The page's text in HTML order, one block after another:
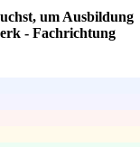
um Ausbildung
- Fachrichtung